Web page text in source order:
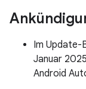
Im Update-
Januar
Android